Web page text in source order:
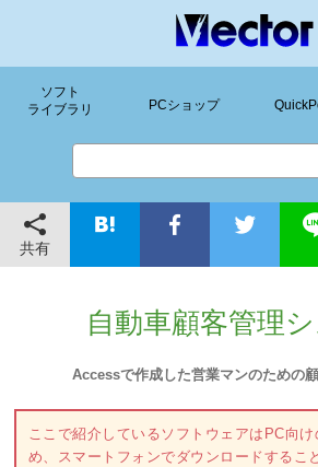
ソフト
ライブラリ
PCショップ
共有
自動車顧客管理
Accessで作成した営業マンのための
ここで紹介しているソフトウェアはPC向
め、スマートフォンでダウンロードするこ